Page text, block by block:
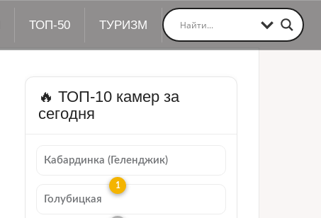
ТОП-50 ТУРИЗМ
🔥 ТОП-10 камер за
сегодня
Кабардинка (Геленджик)
Голубицкая